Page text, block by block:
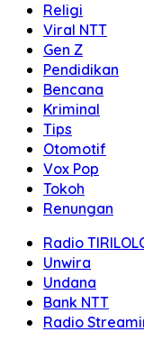
Religi
Viral NTT
Gen Z
Pendidikan
Bencana
Kriminal
Tips
Otomotif
Vox Pop
Tokoh
Renungan
Radio
Unwira
Undana
Bank NTT
Radio